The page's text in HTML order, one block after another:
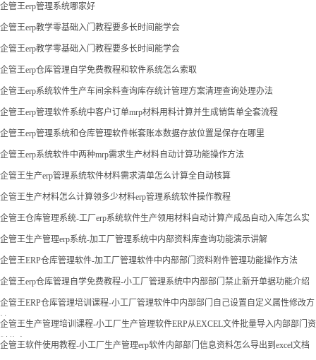
企管王erp管理系统哪家好
企管王erp教学零基础入门教程要多长时间能学会
企管王erp教学零基础入门教程要多长时间能学会
企管王erp仓库管理自学免费教程和软件系统怎么索取
企管王erp系统软件生产车间余料查询库存统计管理方案清理查询处理办法
企管王erp管理软件系统中客户订单mrp材料用料计算并生成销售单全套流程
企管王erp管理系统和仓库管理软件帐套账本数据存放位置是保存在哪里
企管王erp系统软件中两种mrp需求生产材料自动计算功能操作方法
企管王生产erp管理系统软件材料需求清单怎么计算全自动核算
企管王生产材料怎么计算领多少材料erp管理系统软件操作教程
企管王仓库管理系统-工厂erp系统软件生产领用材料自动计算产成品自动入库怎么实
现
企管王生产管理erp系统-加工厂管理系统中内部资料库查询功能演示讲解
企管王ERP仓库管理软件-加工厂管理软件中内部部门资料附件管理功能操作方法
企管王erp仓库管理自学免费教程-小工厂管理系统中内部部门禁止新开单据功能介绍
企管王ERP仓库管理培训课程-小工厂管理软件中内部部门自己设置自定义属性修改方
法
企管王生产管理培训课程-小工厂生产管理软件ERP从EXCEL文件批量导入内部部门资
料信息
企管王软件使用教程-小工厂生产管理erp软件内部部门信息资料怎么导出到excel文档